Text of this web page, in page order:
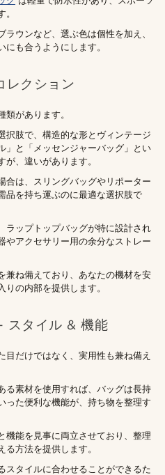
ウンなど、選ぶ色は個性を加え、
にも合うようにします。
レクション
類があります。
択肢で、構造的な形とヴィンテージ
」と「メッセンジャーバッグ」とい
、違いがあります。
合は、スリングバッグやリポーター
品を持ち運ぶのに最適な選択肢で
ラップトップバッグが特に設計され
やアクセサリー用の余分なストレー
兼ね備えており、あなたの機材を安
の内部を提供します。
スタイル & 機能
だけではなく、実用性も兼ね備え
る素材を使用すれば、バッグは長持
った便利な機能が、持ち物を整理す
機能を見事に両立させており、整理
方法を提供します。
スタイルに合わせることができるた